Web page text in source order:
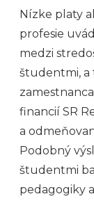
Nízke platy
profesie
medzi
študentmi, a
financií SR
a
Podobný
študentmi
pedagogiky